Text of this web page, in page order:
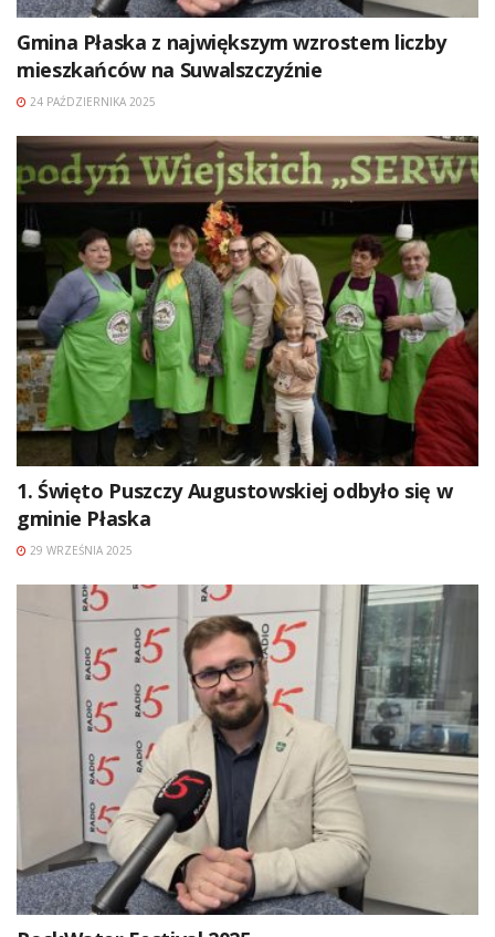
Gmina Płaska z największym wzrostem liczby
mieszkańców na Suwalszczyźnie
24 PAŹDZIERNIKA 2025
1. Święto Puszczy Augustowskiej odbyło się w
gminie Płaska
29 WRZEŚNIA 2025